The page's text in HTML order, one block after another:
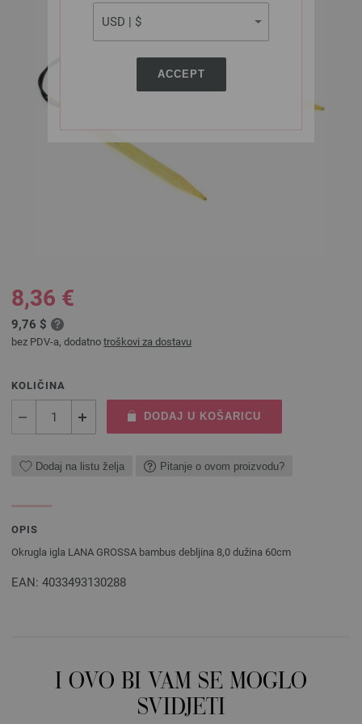
ACCEPT
8,36 €
9,76 $
bez PDV-a, dodatno troškovi za dostavu
KOLIČINA
DODAJ U KOŠARICU
Dodaj na listu želja Pitanje o ovom proizvodu?
OPIS
Okrugla igla LANA GROSSA bambus debljina 8,0 dužina 60cm
EAN: 4033493130288
I OVO BI VAM SE MOGLO
SVIDJETI